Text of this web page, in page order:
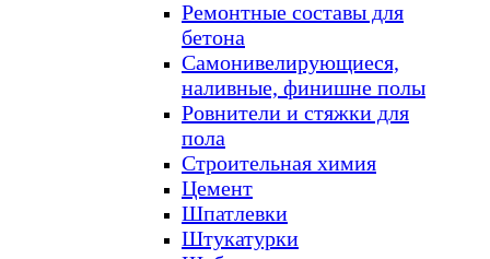
Ремонтные составы для
бетона
Самонивелирующиеся,
наливные, финишне полы
Ровнители и стяжки для
пола
Строительная химия
Цемент
Шпатлевки
Штукатурки